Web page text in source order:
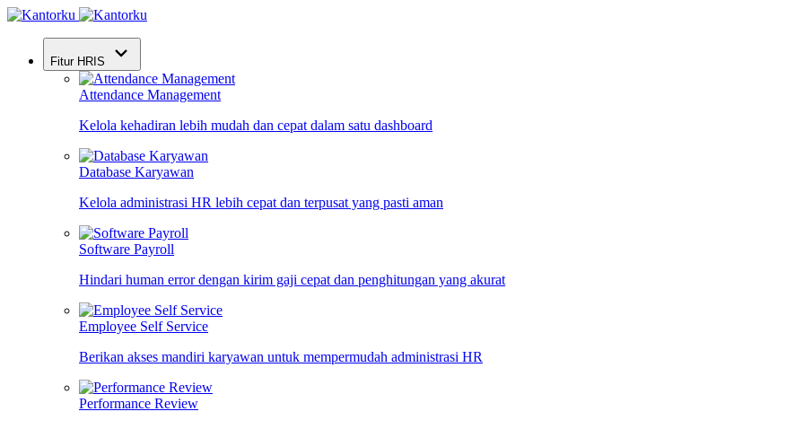
Fitur HRIS
Attendance Management
Kelola kehadiran lebih mudah dan cepat dalam satu dashboard
Database Karyawan
Kelola administrasi HR lebih cepat dan terpusat yang pasti aman
Software Payroll
Hindari human error dengan kirim gaji cepat dan penghitungan yang akurat
Employee Self Service
Berikan akses mandiri karyawan untuk mempermudah administrasi HR
Performance Review